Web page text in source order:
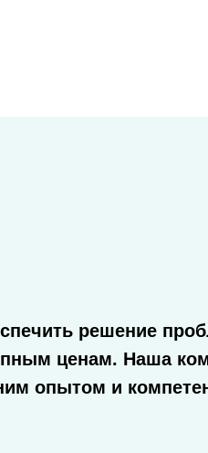
решение
ценам. Наша
опытом и